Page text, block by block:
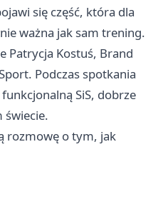
się część, która dla
ważna jak sam trening.
Patrycja Kostuś, Brand
Podczas spotkania
SiS, dobrze
świecie.
rozmowę o tym, jak